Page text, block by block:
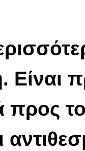
Είναι
προς